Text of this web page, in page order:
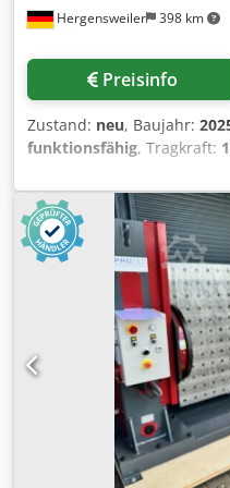
Hergensweiler 398 km
Preisinfo
Zustand: neu, Baujahr:
funktionsfähig, Tragkraft:
x 200mm Dicke der
Bohrungen 28mm mit
Schwenkbereich 360°
Höhenverstellung
Geschwindigkeit 0,5 U/
bieten die Tische in vielen
Tragkraft 500 Kg, Maße
Bohrung 28mm mit
automatisch Tragkraft
200mm, Bohrung 28mm
oder automatisch
2400mm x 200mm,
manuell oder automatisch
1200mm x 2400mm x